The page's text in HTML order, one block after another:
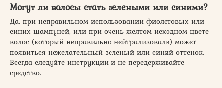
Могут ли волосы стать зелеными или синими?
Да, при неправильном использовании фиолетовых или
синих шампуней, или при очень желтом исходном цвете
волос (который неправильно нейтрализовали) может
появиться нежелательный зеленый или синий оттенок.
Всегда следуйте инструкции и не передерживайте
средство.